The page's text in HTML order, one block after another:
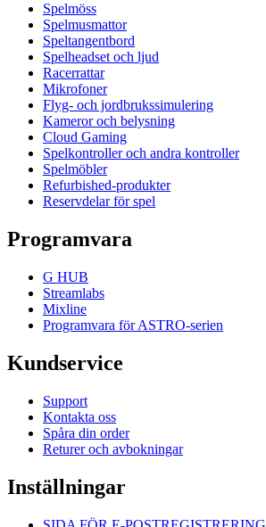
Spelmöss
Spelmusmattor
Speltangentbord
Spelheadset och ljud
Racerrattar
Mikrofoner
Flyg- och jordbrukssimulering
Kameror och belysning
Cloud Gaming
Spelkontroller och andra kontroller
Spelmöbler
Refurbished-produkter
Reservdelar för spel
Programvara
G HUB
Streamlabs
Mixline
Programvara för ASTRO-serien
Kundservice
Support
Kontakta oss
Spåra din order
Returer och avbokningar
Inställningar